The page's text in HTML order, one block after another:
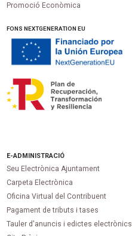
Promoció Econòmica
FONS NEXTGENERATION EU
E-ADMINISTRACIÓ
Seu Electrònica Ajuntament
Carpeta Electrònica
Oficina Virtual del Contribuent
Pagament de tributs i tases
Tauler d'anuncis i edictes electrònics